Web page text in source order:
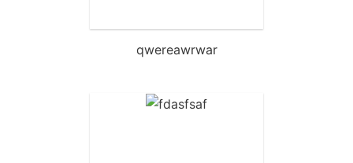
qwereawrwar